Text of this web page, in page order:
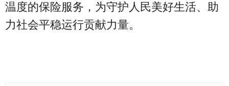
温度的保险服务，为守护人民美好生活、助
力社会平稳运行贡献力量。